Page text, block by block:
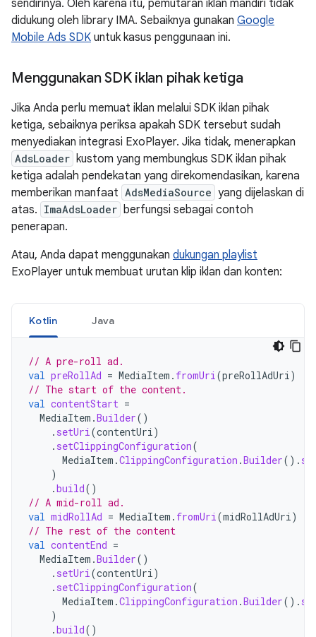
sendirinya. Oleh karena itu, pemutaran iklan mandiri tidak
didukung oleh library IMA. Sebaiknya gunakan Google
Mobile Ads SDK untuk kasus penggunaan ini.
Menggunakan SDK iklan pihak ketiga
Jika Anda perlu memuat iklan melalui SDK iklan pihak
ketiga, sebaiknya periksa apakah SDK tersebut sudah
menyediakan integrasi ExoPlayer. Jika tidak, menerapkan
AdsLoader kustom yang membungkus SDK iklan pihak
ketiga adalah pendekatan yang direkomendasikan, karena
memberikan manfaat AdsMediaSource yang dijelaskan di
atas. ImaAdsLoader berfungsi sebagai contoh
penerapan.
Atau, Anda dapat menggunakan dukungan playlist
ExoPlayer untuk membuat urutan klip iklan dan konten:
Kotlin Java
// A pre-roll ad.
val preRollAd = MediaItem . fromUri(preRollAdUri)
// The start of the content.
val contentStart =
MediaItem .Builder()
. setUri(contentUri)
. setClippingConfiguration(
MediaItem .ClippingConfiguration .Builder().
)
.build()
// A mid-roll ad.
val midRollAd = MediaItem . fromUri(midRollAdUri)
// The rest of the content
val contentEnd =
MediaItem .Builder()
. setUri(contentUri)
. setClippingConfiguration(
MediaItem .ClippingConfiguration .Builder().
)
.build()